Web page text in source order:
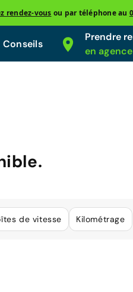
rendez-vous ou par téléphone au
Conseils
Prendre
en agence
de vitesse Kilométrage